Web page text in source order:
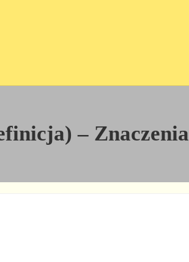
– Znaczenia